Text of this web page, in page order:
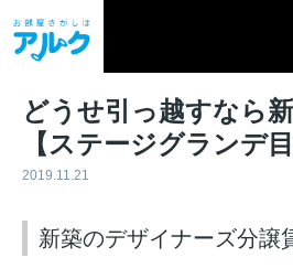
どうせ引っ越すなら
【ステージグランデ
2019.11.21
新築のデザイナーズ分譲